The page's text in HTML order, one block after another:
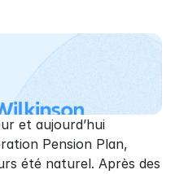
et aujourd’hui
Pension Plan,
été naturel. Après des